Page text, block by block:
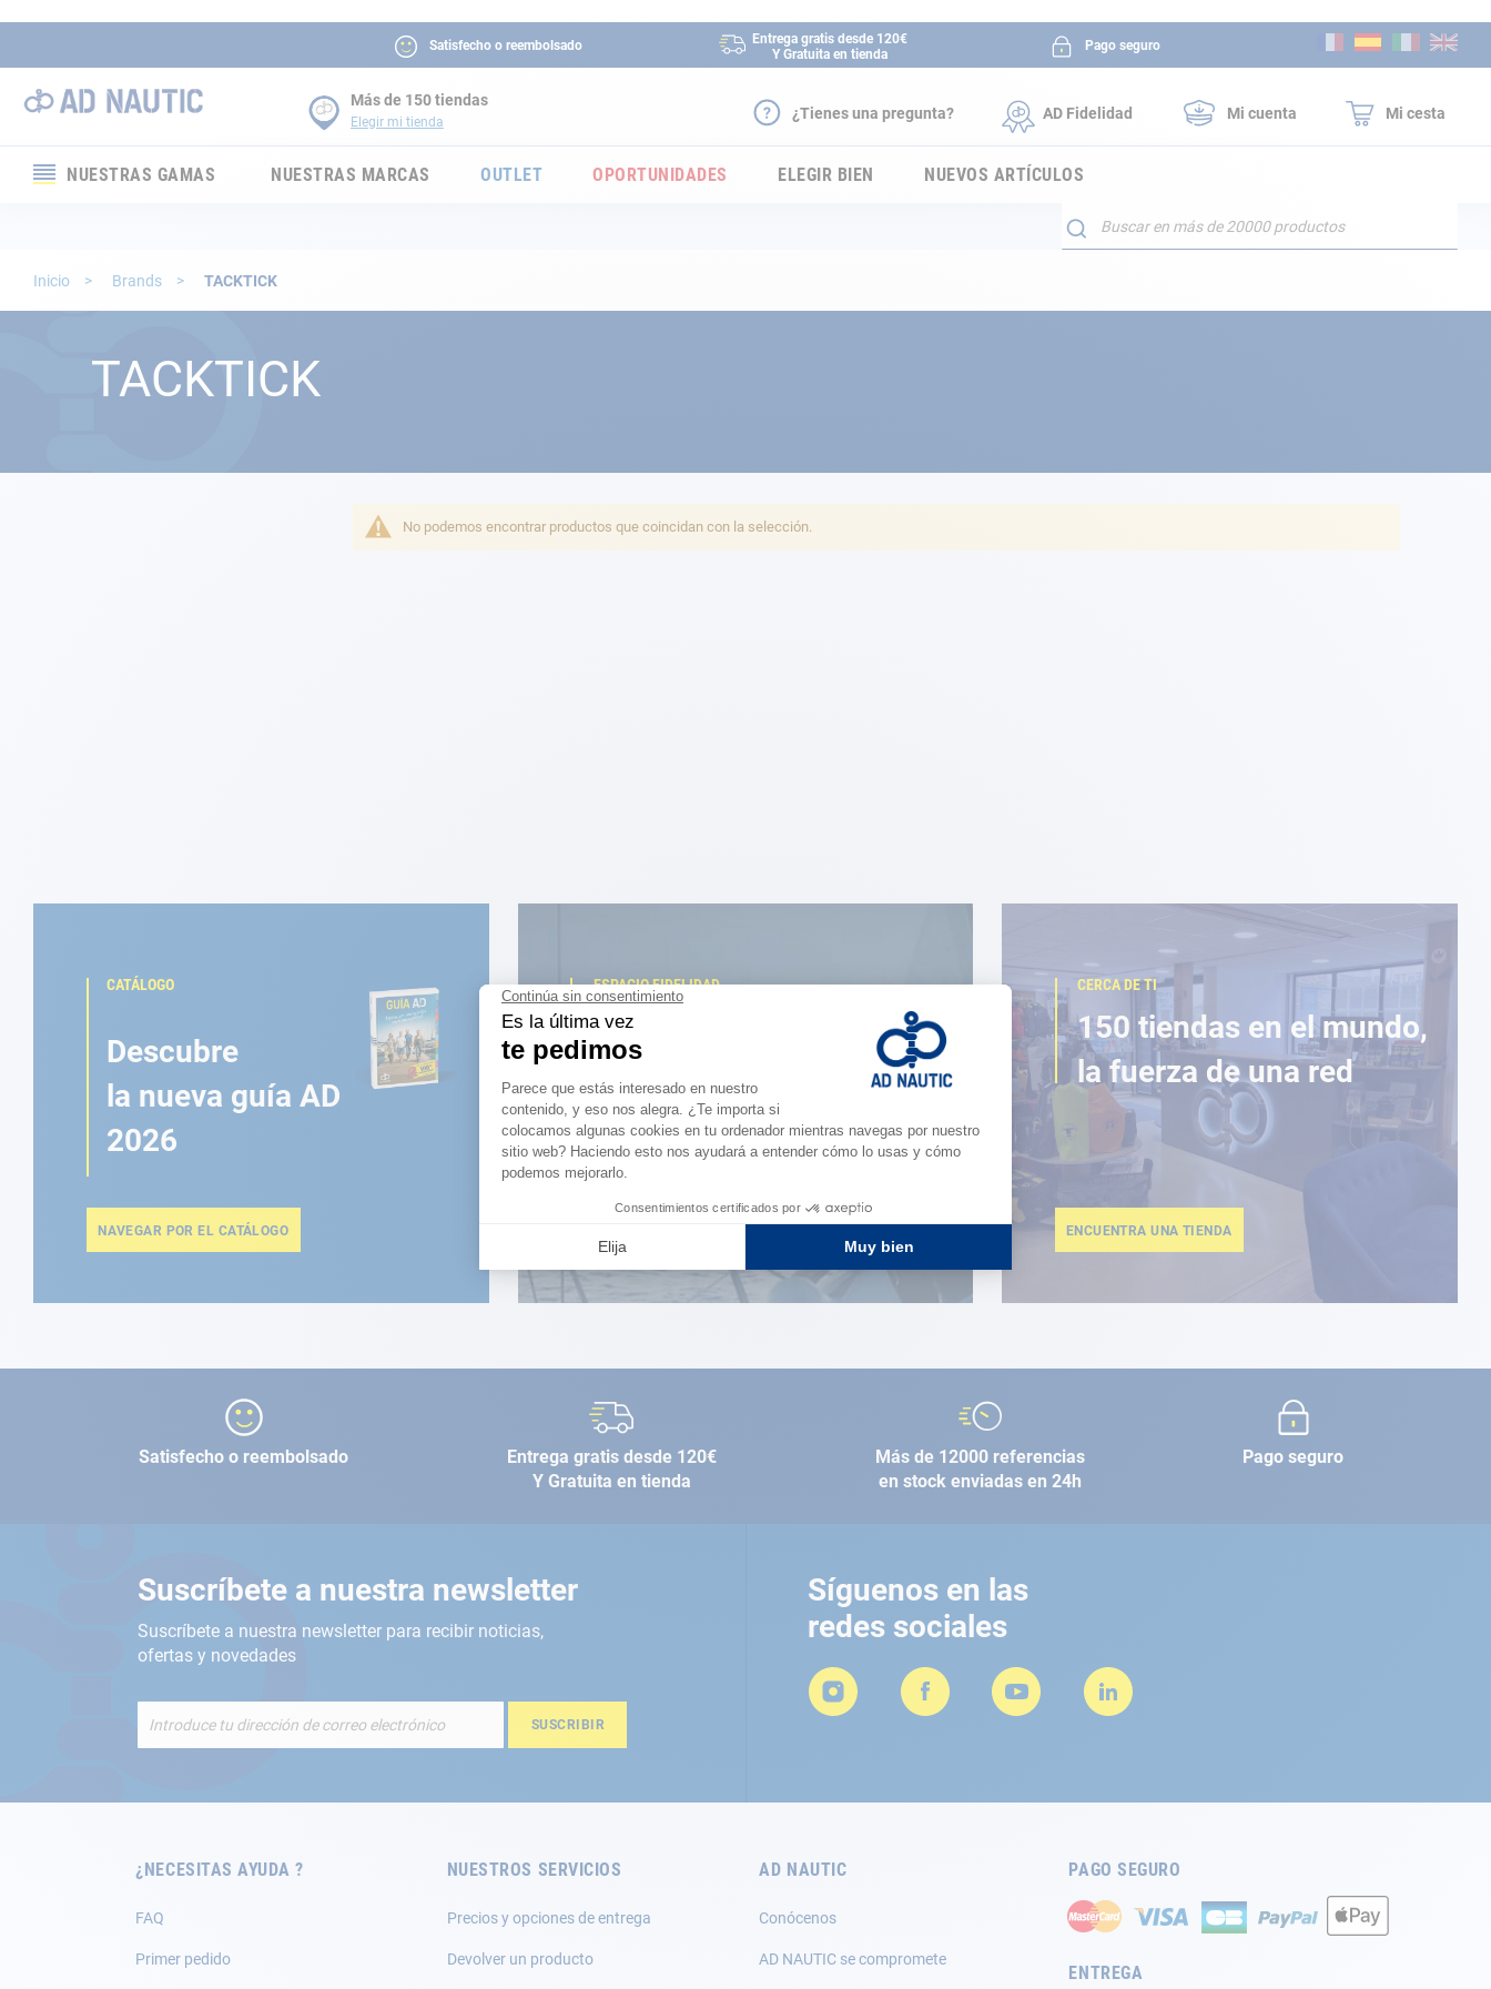
Satisfecho o reembolsado
Entrega gratis desde 120€
Y Gratuita en tienda
Pago seguro
Más de 150 tiendas
Elegir mi tienda ¿Tienes una pregunta? AD Fidelidad Mi cuenta Mi cesta
NUESTRAS GAMAS
Electricidad
NUESTRAS MARCAS OUTLET OPORTUNIDADES ELEGIR BIEN NUEVOS ARTÍCULOS
Buscar
Inicio Brands TACKTICK
TACKTICK
No podemos encontrar productos que coincidan con la selección.
CATÁLOGO
Descubre
la nueva guía AD
2026
NAVEGAR POR EL CATÁLOGO
ESPACIO FIDELIDAD
¿Eres apasionado?
Benefíciate de ventajas
exclusivas
CERCA DE TI
150 tiendas en el mundo,
la fuerza de una red
ENCUENTRA UNA TIENDA
Satisfecho o reembolsado
Entrega gratis desde 120€
Y Gratuita en tienda
Más de 12000 referencias
en stock enviadas en 24h
Pago seguro
Suscríbete a nuestra newsletter
Suscríbete a nuestra newsletter para recibir noticias,
ofertas y novedades
de
SUSCRIBIR
Síguenos en las
redes sociales
¿NECESITAS AYUDA ?
FAQ
Primer pedido
NUESTROS SERVICIOS
Precios y opciones de entrega
Devolver un producto
AD NAUTIC
Conócenos
AD NAUTIC se compromete
PAGO SEGURO
ENTREGA